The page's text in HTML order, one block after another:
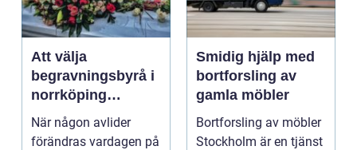
Att välja
begravningsbyrå i
norrköping
trygghet, stöd och
praktisk hjälp
När någon avlider
förändras vardagen på
Smidig hjälp med
bortforsling av
gamla möbler
Bortforsling av möbler
Stockholm är en tjänst